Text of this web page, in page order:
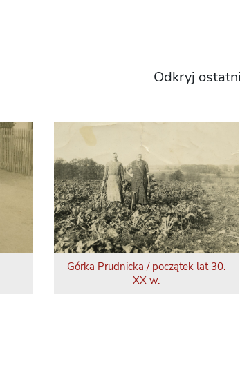
Odkryj
Górka Prudnicka / początek lat 30.
XX w.